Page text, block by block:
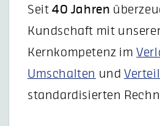
Seit 40 Jahren
Kundschaft mit
Kernkompetenz im
Umschalten und
standardisierten